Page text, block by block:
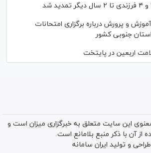
و پرورش درباره برگزاری امتحانات
اربعین در پایتخت
این سایت متعلق به خبرگزاری میزان است و
از آن با ذکر منبع بلامانع است.
طراحی و تولید ایران سامانه